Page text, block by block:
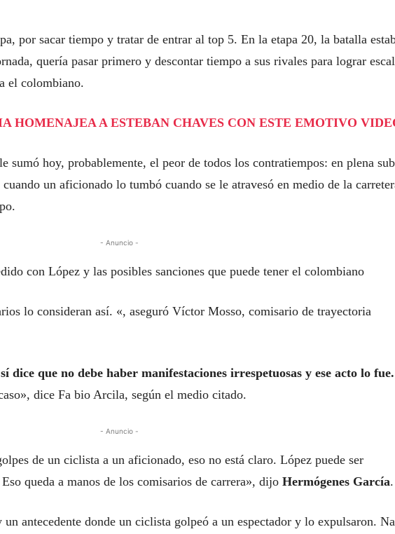
por sacar tiempo y tratar de entrar al top 5. En la etapa 20, la batalla
quería pasar primero y descontar tiempo a sus rivales para lograr
el colombiano.
HOMENAJEA A ESTEBAN CHAVES CON ESTE EMOTIVO
sumó hoy, probablemente, el peor de todos los contratiempos: en plena
cuando un aficionado lo tumbó cuando se le atravesó en medio de la
- Anuncio -
con López y las posibles sanciones que puede tener el colombiano
lo consideran así. «, aseguró Víctor Mosso, comisario de trayectoria
dice que no debe haber manifestaciones irrespetuosas y ese acto lo fue.
dice Fa bio Arcila, según el medio citado.
- Anuncio -
de un ciclista a un aficionado, eso no está claro. López puede ser
queda a manos de los comisarios de carrera», dijo Hermógenes García.
antecedente donde un ciclista golpeó a un espectador y lo expulsaron.